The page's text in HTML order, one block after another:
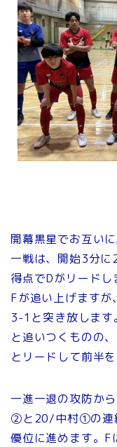
開幕黒星でお互い
一戦は、開始3分
得点でDがリード
Fが追い上げます
3-1と突き放しま
と追いつくものの
とリードして前半
一進一退の攻防か
②と20/中村①の連
優位に進めます。